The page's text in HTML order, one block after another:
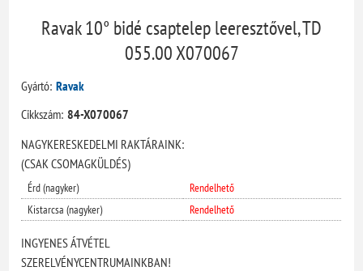
Ravak 10° bidé csaptelep leeresztővel, TD
055.00 X070067
Gyártó: Ravak
Cikkszám: 84-X070067
NAGYKERESKEDELMI RAKTÁRAINK:
(CSAK CSOMAGKÜLDÉS)
Érd (nagyker)
Rendelhető
Kistarcsa (nagyker)
Rendelhető
INGYENES ÁTVÉTEL
SZERELVÉNYCENTRUMAINKBAN!